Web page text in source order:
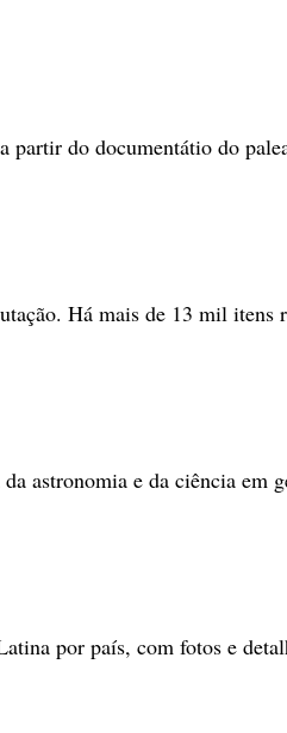
partir do documentátio do
Há mais de 13 mil itens
astronomia e da ciência em
por país, com fotos e